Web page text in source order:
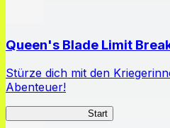
Queen's Blade Limit
Stürze dich mit den
Abenteuer!
Start